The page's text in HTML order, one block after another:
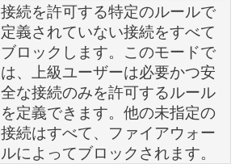
接続を許可する特定のルールで
定義されていない接続をすべて
ブロックします。このモードで
は、上級ユーザーは必要かつ安
全な接続のみを許可するルール
を定義できます。他の未指定の
接続はすべて、ファイアウォー
ルによってブロックされます。